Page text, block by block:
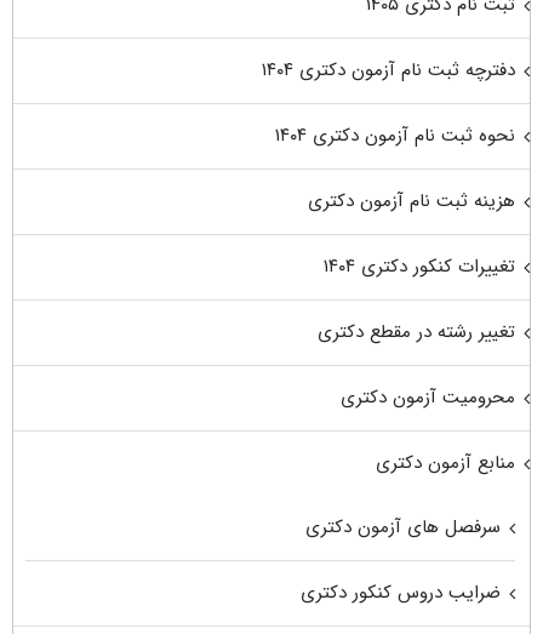
دفترچه ثبت نام آزمون دکتری ۱۴۰۴
نحوه ثبت نام آزمون دکتری ۱۴۰۴
هزینه ثبت نام آزمون دکتری
تغییرات کنکور دکتری ۱۴۰۴
تغییر رشته در مقطع دکتری
محرومیت آزمون دکتری
منابع آزمون دکتری
سرفصل های آزمون دکتری
ضرایب دروس کنکور دکتری